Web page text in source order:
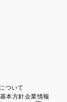
ついて
本方針企業情報